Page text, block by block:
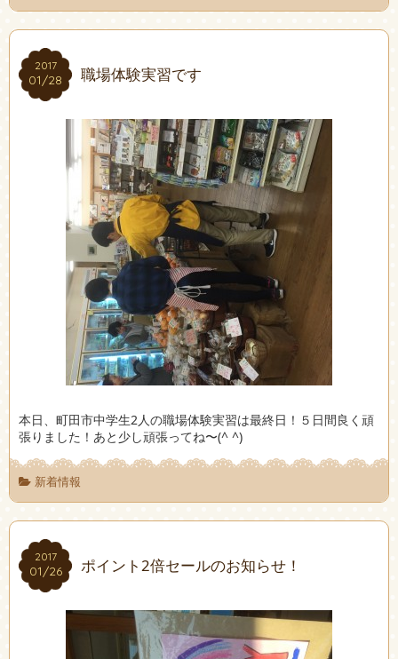
2017
01/28
2017
01/28 職場体験実習です
本日、町田市中学生2人の職場体験実習は最終日！５日間良く頑
張りました！あと少し頑張ってね〜(^ ^)
新着情報
2017
01/26
2017
01/26 ポイント2倍セールのお知らせ！